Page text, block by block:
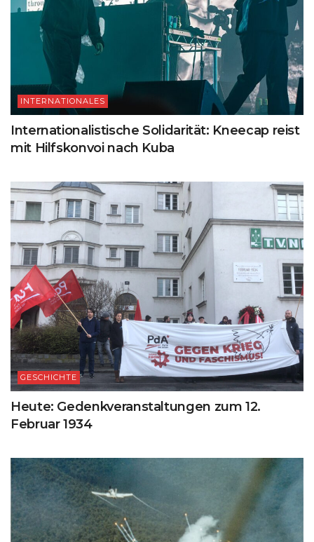
INTERNATIONALES
Internationalistische Solidarität: Kneecap reist
mit Hilfskonvoi nach Kuba
GESCHICHTE
Heute: Gedenkveranstaltungen zum 12.
Februar 1934